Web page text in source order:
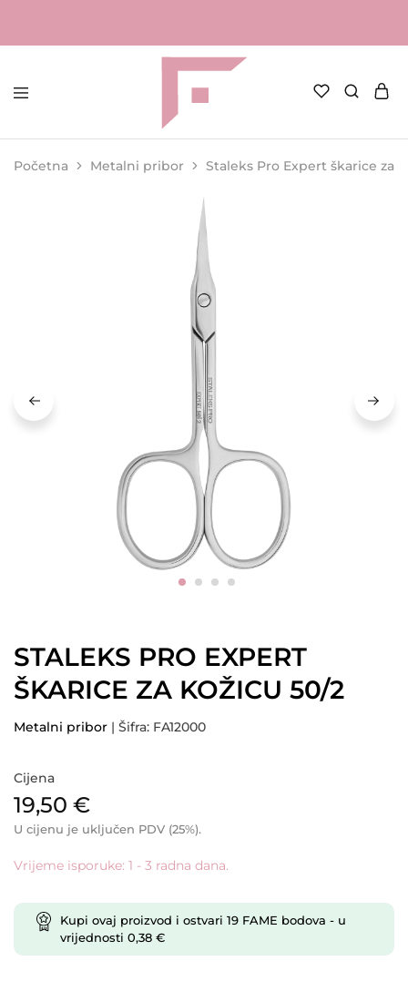
FAME
Profesionalna
za
kozmetičke
Početna Metalni pribor Staleks Pro Expert škarice za
STALEKS PRO EXPERT
ŠKARICE ZA KOŽICU 50/2
Metalni pribor | Šifra: FA12000
Cijena
19,50 €
U cijenu je uključen PDV (25%).
Vrijeme isporuke: 1 - 3 radna dana.
Kupi ovaj proizvod i ostvari 19 FAME bodova - u
vrijednosti 0,38 €